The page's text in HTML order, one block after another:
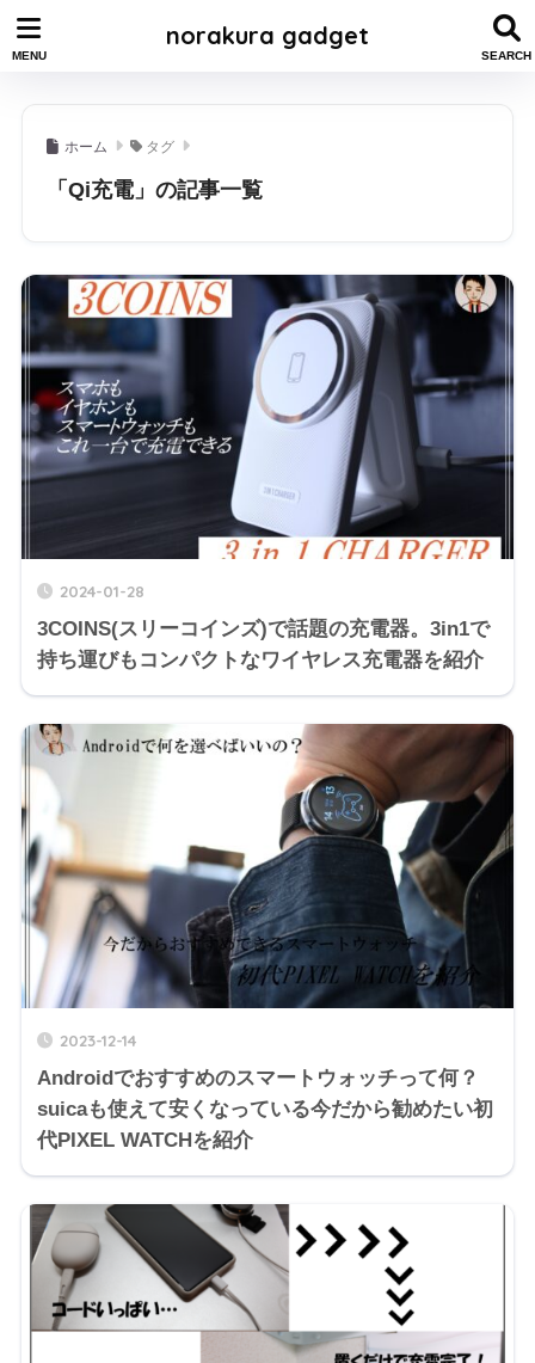
norakura gadget
ホーム タグ
「Qi充電」の記事一覧
2024-01-28
3COINS(スリーコインズ)で話題の充電器。3in1で
持ち運びもコンパクトなワイヤレス充電器を紹介
2023-12-14
Androidでおすすめのスマートウォッチって何？
suicaも使えて安くなっている今だから勧めたい初
代PIXEL WATCHを紹介